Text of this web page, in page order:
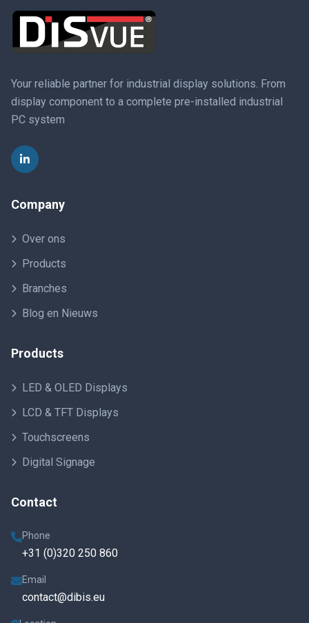
Your reliable partner for industrial display solutions. From
display component to a complete pre-installed industrial
PC system
Company
Over ons
Products
Branches
Blog en Nieuws
Products
LED & OLED Displays
LCD & TFT Displays
Touchscreens
Digital Signage
Contact
Phone
+31 (0)320 250 860
Email
contact@dibis.eu